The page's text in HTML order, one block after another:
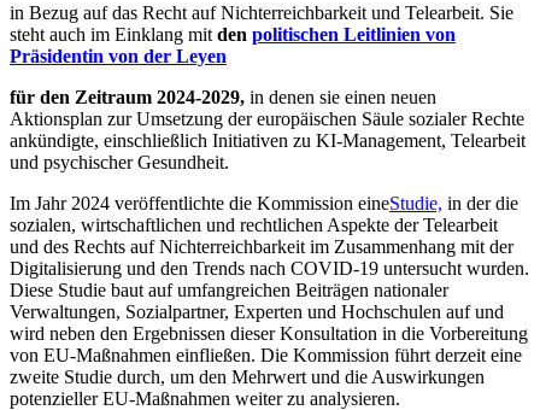
in Bezug auf das Recht auf Nichterreichbarkeit und Telearbeit. Sie
steht auch im Einklang mit den politischen Leitlinien von
Präsidentin von der Leyen
für den Zeitraum 2024-2029, in denen sie einen neuen
Aktionsplan zur Umsetzung der europäischen Säule sozialer Rechte
ankündigte, einschließlich Initiativen zu KI-Management, Telearbeit
und psychischer Gesundheit.
Im Jahr 2024 veröffentlichte die Kommission eineStudie, in der die
sozialen, wirtschaftlichen und rechtlichen Aspekte der Telearbeit
und des Rechts auf Nichterreichbarkeit im Zusammenhang mit der
Digitalisierung und den Trends nach COVID-19 untersucht wurden.
Diese Studie baut auf umfangreichen Beiträgen nationaler
Verwaltungen, Sozialpartner, Experten und Hochschulen auf und
wird neben den Ergebnissen dieser Konsultation in die Vorbereitung
von EU-Maßnahmen einfließen. Die Kommission führt derzeit eine
zweite Studie durch, um den Mehrwert und die Auswirkungen
potenzieller EU-Maßnahmen weiter zu analysieren.